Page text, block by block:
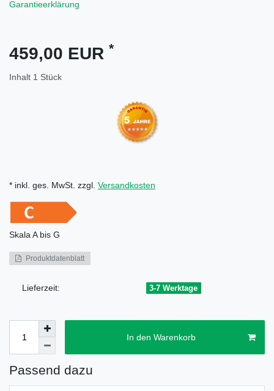
Garantieerklärung
459,00 EUR *
Inhalt 1 Stück
* inkl. ges. MwSt. zzgl. Versandkosten
Skala A bis G
Produktdatenblatt
Lieferzeit: 3-7 Werktage
In den Warenkorb
Passend dazu